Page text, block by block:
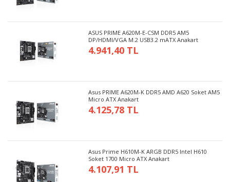
ASUS PRIME A620M-E-CSM DDR5 AM5
DP/HDMI/VGA M.2 USB3.2 mATX Anakart
4.941,40 TL
Asus PRIME A620M-K DDR5 AMD A620 Soket AM5
Micro ATX Anakart
4.125,78 TL
Asus Prime H610M-K ARGB DDR5 Intel H610
Soket 1700 Micro ATX Anakart
4.107,91 TL